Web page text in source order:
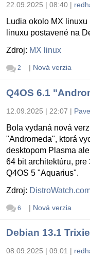
22.09.2025 | 08:40 |
Ludia okolo MX
linuxu postavené na
Zdroj: MX linux
2 | Nová verzia
Q4OS 6.1
12.09.2025 | 22:07 |
Bola vydaná nová
"Andromeda", ktorá
desktopom Plasma
64 bit architektúru,
Q4OS 5 "Aquarius".
Zdroj:
6 | Nová verzia
Debian 13.1 Trixie
08.09.2025 | 09:01 |